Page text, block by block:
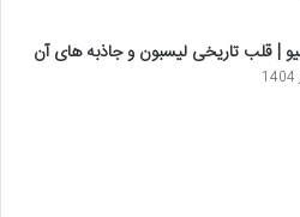
| قلب تاریخی لیسبون و جاذبه های آن